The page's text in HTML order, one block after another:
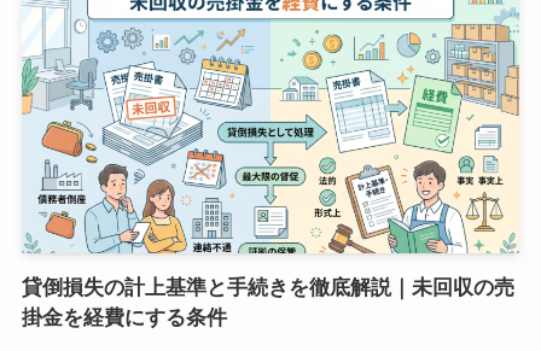
貸倒損失の計上基準と手続きを徹底解説｜未回収の売
掛金を経費にする条件